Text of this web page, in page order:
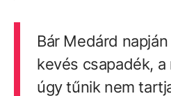
Bár Medárd
kevés csapadék, a
úgy tűnik nem